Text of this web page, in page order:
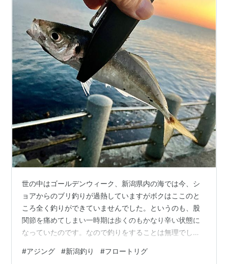
世の中はゴールデンウィーク、新潟県内の海では今、シ
ョアからのブリ釣りが過熱していますがボクはここのと
ころ全く釣りができていませんでした。というのも、股
関節を痛めてしまい一時期は歩くのもかなり辛い状態に
なっていたのです。なので釣りをすることは無理でし
く流れてきてうらやましく思っていました。 その間整形
#アジング #新潟釣り #フロートリグ